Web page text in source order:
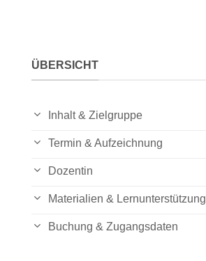
ÜBERSICHT
Inhalt & Zielgruppe
Termin & Aufzeichnung
Dozentin
Materialien & Lernunterstützung
Buchung & Zugangsdaten